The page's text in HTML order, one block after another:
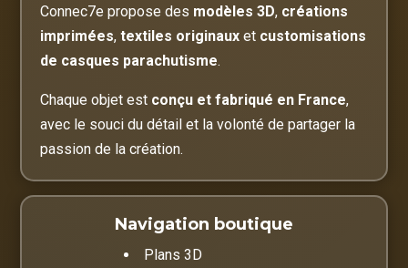
Connec7e propose des modèles 3D, créations
imprimées,textiles originaux et customisations
de casques parachutisme.
Chaque objet est conçu et fabriqué en France,
avec le souci du détail et la volonté de partager la
passion de la création.
Navigation boutique
Plans 3D